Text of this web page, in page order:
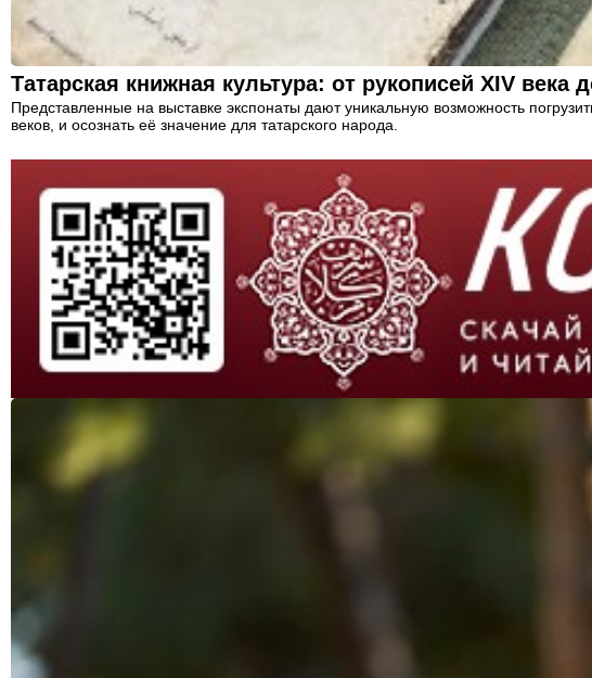
Татарская книжная культура: от рукописей XIV века
Представленные на выставке экспонаты дают уникальную возможность
веков, и осознать её значение для татарского народа.